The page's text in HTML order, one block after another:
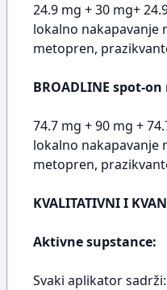
24.9 mg + 30 mg+
lokalno nakapavanje
metopren,
BROADLINE spot-
74.7 mg + 90 mg +
lokalno nakapavanje
metopren,
KVALITATIVNI I
Aktivne supstance:
Svaki aplikator sadrži: